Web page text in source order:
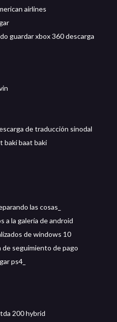
airlines
guardar xbox 360 descarga
de traducción sinodal
baki baat baki
las cosas_
a la galería de android
de windows 10
de seguimiento de pago
ps4_
200 hybrid